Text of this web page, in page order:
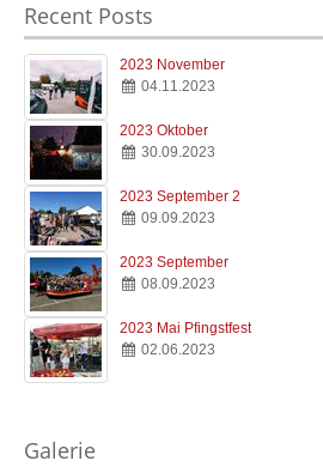
Clubinfos
Essen & Trinken
Jugend & Ausbildung
Logbuch
Recent Posts
2023 November
04.11.2023
2023 Oktober
30.09.2023
2023 September 2
09.09.2023
2023 September
08.09.2023
2023 Mai Pfingstfest
02.06.2023
Galerie